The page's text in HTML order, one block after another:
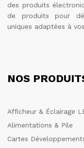
des produits
de produits pour
uniques adaptées à
NOS
Afficheur & Éclairage
Alimentations & Pile
Cartes